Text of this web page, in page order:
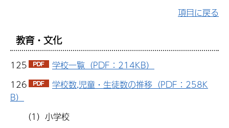
項目に戻る
教育・文化
125
学校一覧（PDF：214KB）
126
学校数,児童・生徒数の推移（PDF：258K
B）
（1）小学校